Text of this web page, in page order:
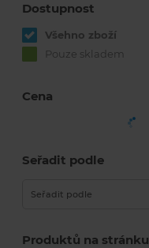
Dostupnost
Všehno zboží
Pouze skladem
Cena
Seřadit podle
Seřadit podle
Produktů na stránku